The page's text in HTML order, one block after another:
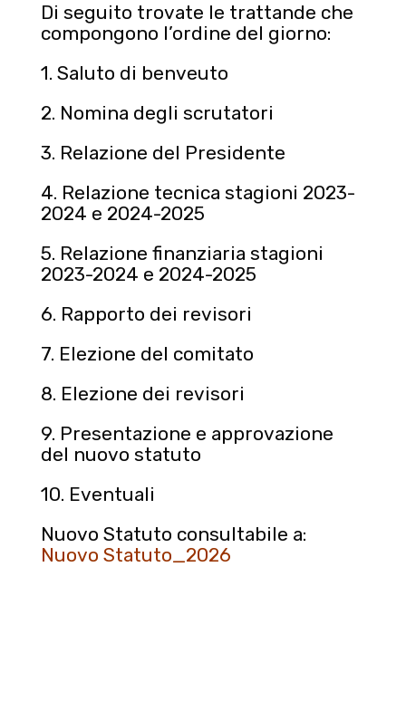
Di seguito trovate le trattande che
compongono l’ordine del giorno:
1. Saluto di benveuto
2. Nomina degli scrutatori
3. Relazione del Presidente
4. Relazione tecnica stagioni 2023-
2024 e 2024-2025
5. Relazione finanziaria stagioni
2023-2024 e 2024-2025
6. Rapporto dei revisori
7. Elezione del comitato
8. Elezione dei revisori
9. Presentazione e approvazione
del nuovo statuto
10. Eventuali
Nuovo Statuto consultabile a:
Nuovo Statuto_2026